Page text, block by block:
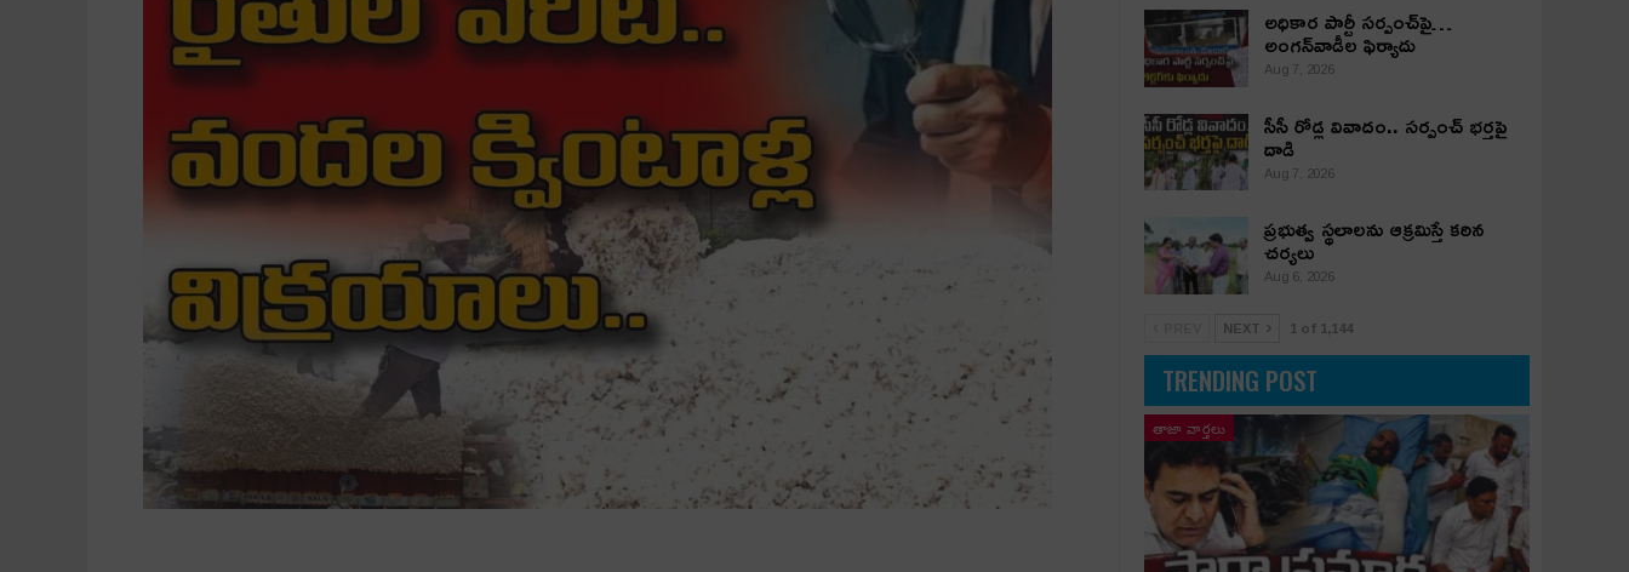
అధికార పార్టీ స‌ర్పంచ్‌పై…
అంగ‌న్‌వాడీల ఫిర్యాదు
Aug 7, 2026
సీసీ రోడ్ల వివాదం.. స‌ర్పంచ్ భ‌ర్త‌పై
దాడి
Aug 7, 2026
ప్రభుత్వ స్థలాలను ఆక్రమిస్తే కఠిన
చర్యలు
Aug 6, 2026
NEXT 1 of 1,144
TRENDING POST
తాజా వార్తలు